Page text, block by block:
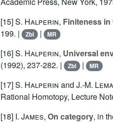
[15]S. Halperin, Finiteness
199. |
Zbl | MR
[16]S. Halperin, Universal
(1992), 237-282. |
Zbl | MR
[17]S. Halperin and J.-M.
Rational Homotopy, Lecture
[18] I. James, On category, in